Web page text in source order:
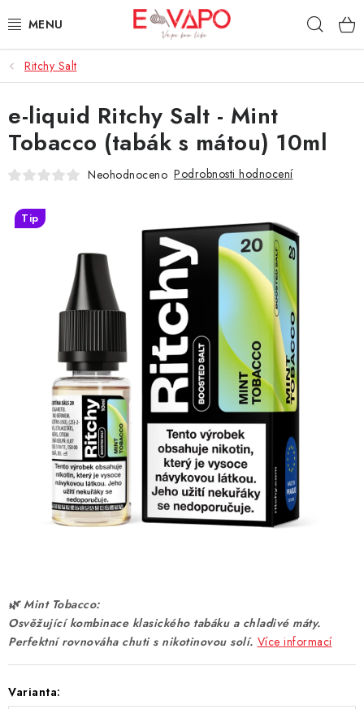
na
3D TISK
TIPY ZA DOBROU CENU
AROMATA A PŘÍCHUTĚ
E-CIGARETY
NIKOTINOVÉ SÁČKY
DÁRKOVÉ VOUCHERY
ATOMIZÉRY A CARTRIDGE
BATERIE A NABÍJEČKY
NIKOTINOVÝ FILM
PŘÍSLUŠENSTVÍ
ZNAČKY
Ritchy Salt
🌿 Mint Tobacco:
Osvěžující kombinace klasického tabáku a chladivé máty.
Perfektní rovnováha chuti s nikotinovou solí. Více informací
Varianta:
e-liquid Ritchy Salt - Mint
Tobacco (tabák s mátou) 10ml
Neohodnoceno Podrobnosti hodnocení
Tip